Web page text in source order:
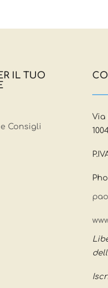
IL TUO
Consigli
Via